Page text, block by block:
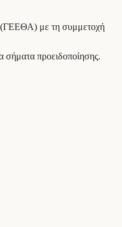
(ΓΕΕΘΑ) με τη συμμετοχή
σήματα προειδοποίησης.